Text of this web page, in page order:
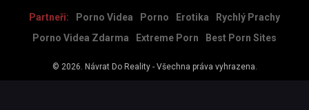
Partneři: Porno Videa Porno Erotika
Rychlý Prachy
Porno Videa Zdarma
Extreme Porn Best Porn Sites
© 2026. Návrat Do Reality- Všechna práva vyhrazena.